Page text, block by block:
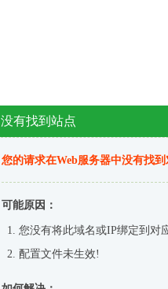
没有找到站点
您的请求在Web服务器中没有找到
可能原因：
您没有将此域名或IP绑定到对
配置文件未生效!